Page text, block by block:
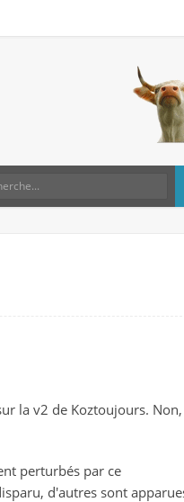
la v2 de Koztoujours. Non,
perturbés par ce
d'autres sont